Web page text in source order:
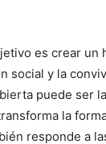
es crear un
social y la
puede ser
la
responde a